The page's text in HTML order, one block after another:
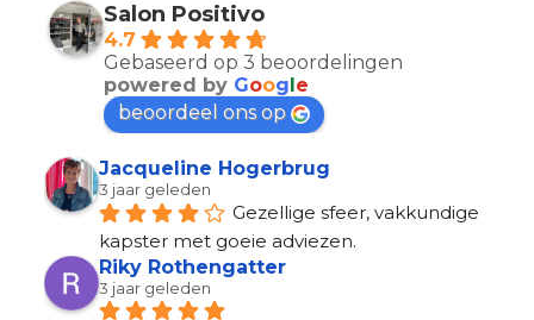
Salon Positivo
4.7
Gebaseerd op 3 beoordelingen
powered by Google
beoordeel ons op
Jacqueline Hogerbrug
3 jaar geleden
Gezellige sfeer, vakkundige
kapster met goeie adviezen.
Riky Rothengatter
3 jaar geleden